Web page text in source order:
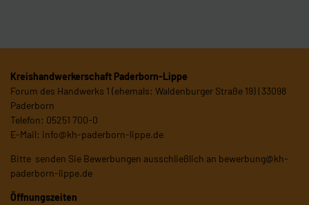
Kreishandwerkerschaft Paderborn-Lippe
Forum des Handwerks 1 (ehemals: Waldenburger Straße 19) | 33098
Paderborn
Telefon: 05251 700-0
E-Mail: info@kh-paderborn-lippe.de
Bitte senden Sie Bewerbungen ausschließlich an bewerbung@kh-
paderborn-lippe.de
Öffnungszeiten